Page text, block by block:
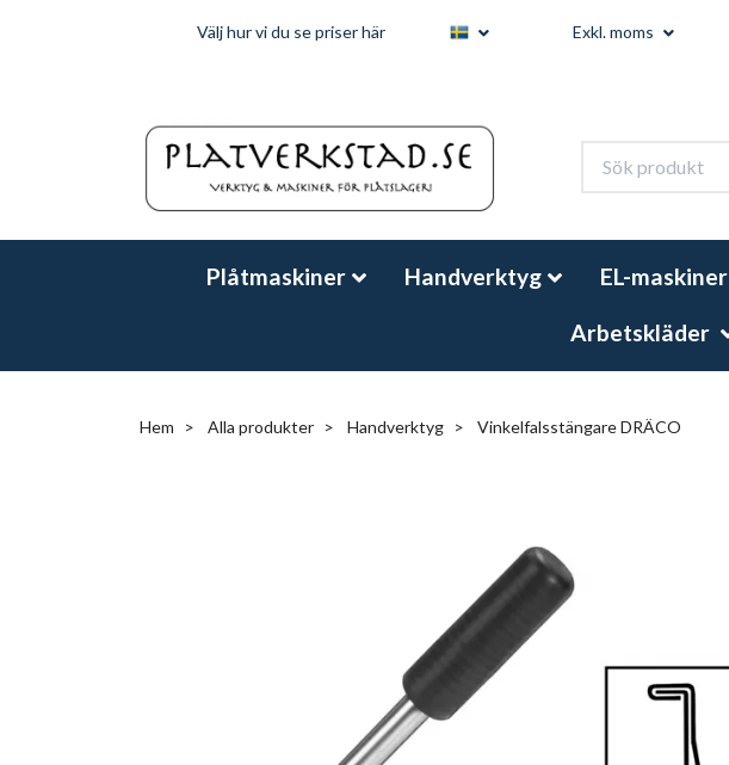
Välj hur vi du se priser här Exkl. moms
Plåtmaskiner Handverktyg EL-maskiner
Arbetskläder
Hem Alla produkter Handverktyg Vinkelfalsstängare DRÄCO